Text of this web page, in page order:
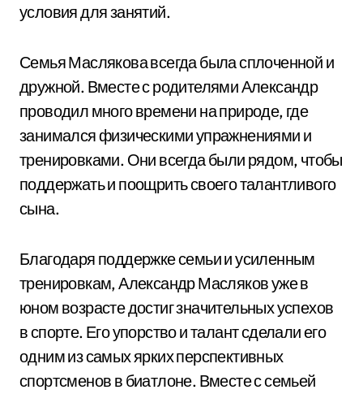
условия для занятий.
Семья Маслякова всегда была сплоченной и
дружной. Вместе с родителями Александр
проводил много времени на природе, где
занимался физическими упражнениями и
тренировками. Они всегда были рядом, чтобы
поддержать и поощрить своего талантливого
сына.
Благодаря поддержке семьи и усиленным
тренировкам, Александр Масляков уже в
юном возрасте достиг значительных успехов
в спорте. Его упорство и талант сделали его
одним из самых ярких перспективных
спортсменов в биатлоне. Вместе с семьей